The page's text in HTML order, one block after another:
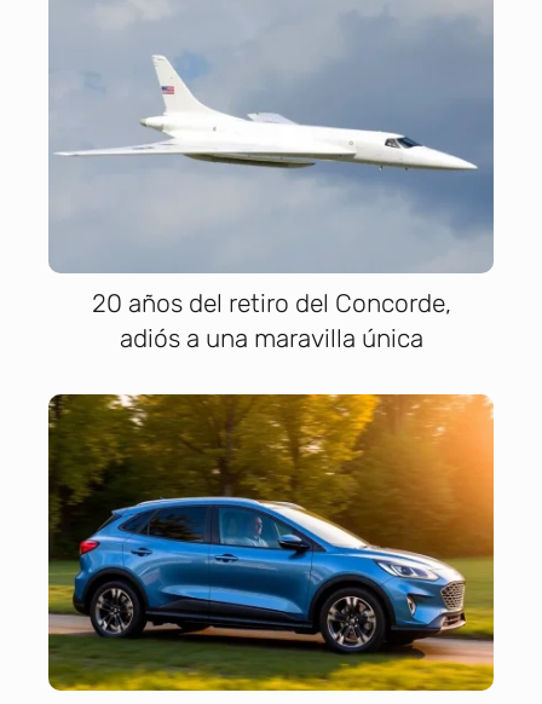
20 años del retiro del Concorde,
adiós a una maravilla única